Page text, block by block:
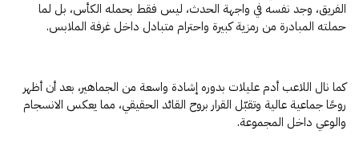
الفريق، وجد نفسه في واجهة الحدث، ليس فقط بحمله الكأس، بل لما
حملته المبادرة من رمزية كبيرة واحترام متبادل داخل غرفة الملابس.
كما نال اللاعب أدم عليلات بدوره إشادة واسعة من الجماهير، بعد أن أظهر
روحًا جماعية عالية وتقبّل القرار بروح القائد الحقيقي، مما يعكس الانسجام
والوعي داخل المجموعة.